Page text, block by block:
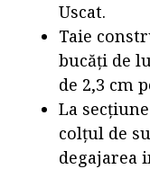
Uscat.
Taie
bucăți de
de 2,3 cm
La
colțul de
degajarea